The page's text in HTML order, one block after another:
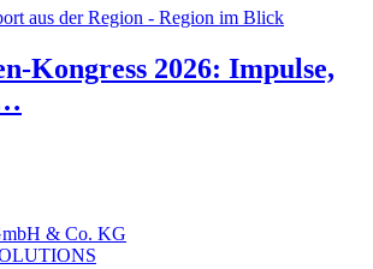
aus der Region - Region im Blick
Kongress 2026: Impulse,